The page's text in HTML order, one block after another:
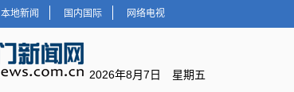
本地新闻 国内国际 网络电视
2026年8月7日 星期五